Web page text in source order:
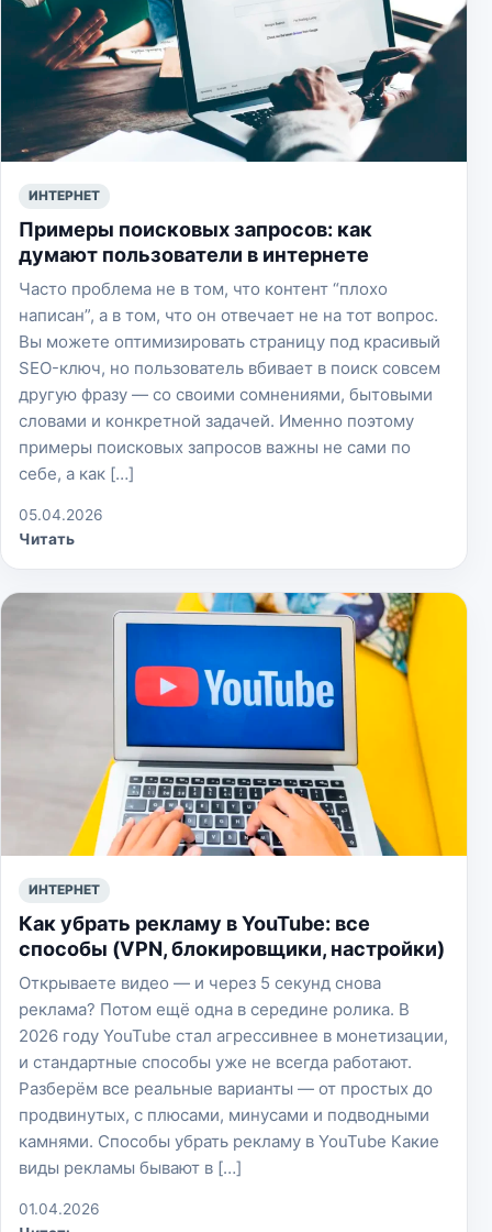
ИНТЕРНЕТ
Примеры поисковых запросов: как
думают пользователи в интернете
Часто проблема не в том, что контент “плохо
написан”, а в том, что он отвечает не на тот вопрос.
Вы можете оптимизировать страницу под красивый
SEO-ключ, но пользователь вбивает в поиск совсем
другую фразу — со своими сомнениями, бытовыми
словами и конкретной задачей. Именно поэтому
примеры поисковых запросов важны не сами по
себе, а как […]
05.04.2026
Читать
ИНТЕРНЕТ
Как убрать рекламу в YouTube: все
способы (VPN, блокировщики, настройки)
Открываете видео — и через 5 секунд снова
реклама? Потом ещё одна в середине ролика. В
2026 году YouTube стал агрессивнее в монетизации,
и стандартные способы уже не всегда работают.
Разберём все реальные варианты — от простых до
продвинутых, с плюсами, минусами и подводными
камнями. Способы убрать рекламу в YouTube Какие
виды рекламы бывают в […]
01.04.2026